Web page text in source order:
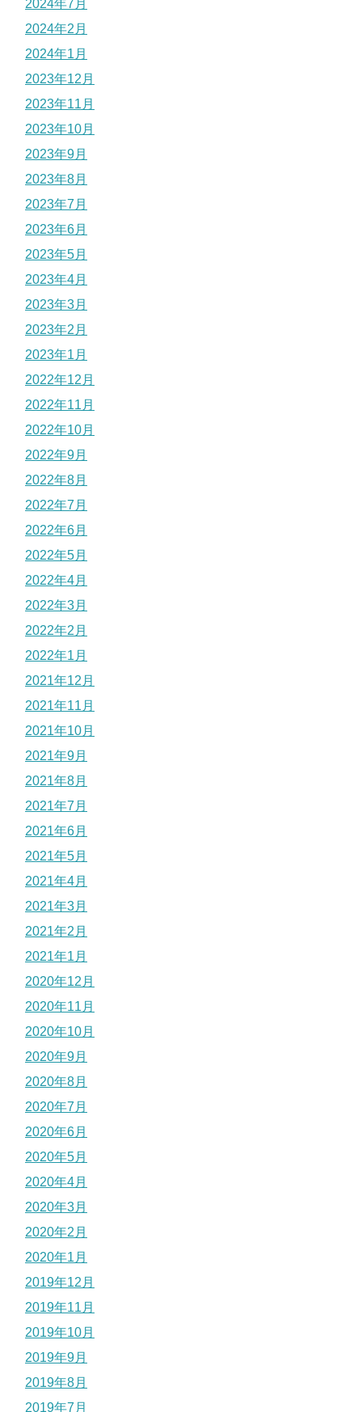
2024年7月
2024年2月
2024年1月
2023年12月
2023年11月
2023年10月
2023年9月
2023年8月
2023年7月
2023年6月
2023年5月
2023年4月
2023年3月
2023年2月
2023年1月
2022年12月
2022年11月
2022年10月
2022年9月
2022年8月
2022年7月
2022年6月
2022年5月
2022年4月
2022年3月
2022年2月
2022年1月
2021年12月
2021年11月
2021年10月
2021年9月
2021年8月
2021年7月
2021年6月
2021年5月
2021年4月
2021年3月
2021年2月
2021年1月
2020年12月
2020年11月
2020年10月
2020年9月
2020年8月
2020年7月
2020年6月
2020年5月
2020年4月
2020年3月
2020年2月
2020年1月
2019年12月
2019年11月
2019年10月
2019年9月
2019年8月
2019年7月